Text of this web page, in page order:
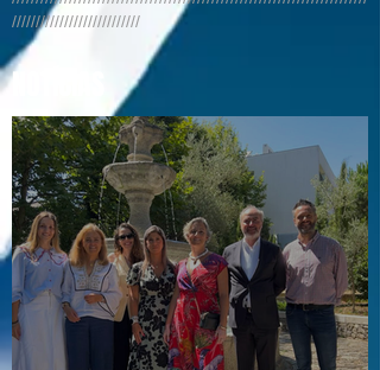
///////////////////////////
NOTÍCIAS